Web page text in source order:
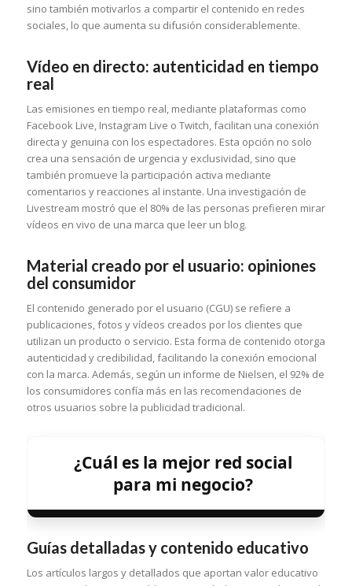
sino también motivarlos a compartir el contenido en redes
sociales, lo que aumenta su difusión considerablemente.
Vídeo en directo: autenticidad en tiempo
real
Las emisiones en tiempo real, mediante plataformas como
Facebook Live, Instagram Live o Twitch, facilitan una conexión
directa y genuina con los espectadores. Esta opción no solo
crea una sensación de urgencia y exclusividad, sino que
también promueve la participación activa mediante
comentarios y reacciones al instante. Una investigación de
Livestream mostró que el 80% de las personas prefieren mirar
vídeos en vivo de una marca que leer un blog.
Material creado por el usuario: opiniones
del consumidor
El contenido generado por el usuario (CGU) se refiere a
publicaciones, fotos y vídeos creados por los clientes que
utilizan un producto o servicio. Esta forma de contenido otorga
autenticidad y credibilidad, facilitando la conexión emocional
con la marca. Además, según un informe de Nielsen, el 92% de
los consumidores confía más en las recomendaciones de
otros usuarios sobre la publicidad tradicional.
¿Cuál es la mejor red social
para mi negocio?
Guías detalladas y contenido educativo
Los artículos largos y detallados que aportan valor educativo